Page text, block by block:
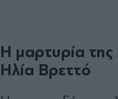
Η μαρτυρία
Ηλία Βρεττό